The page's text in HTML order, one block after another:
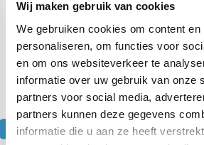
Wij maken gebruik van cookies
We gebruiken cookies om content
personaliseren, om functies voor
en om ons websiteverkeer te
informatie over uw gebruik van onze
partners voor social media,
partners kunnen deze gegevens
informatie die u aan ze heeft
7.7
"Al met al prima. De..."
Petra|Jarige
Verjaardag
Item